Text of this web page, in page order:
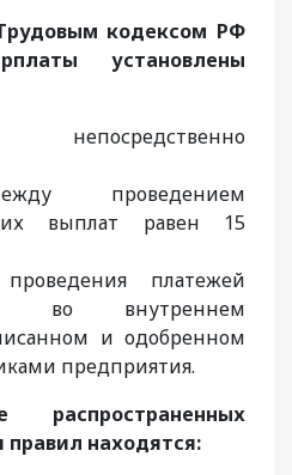
кодексом РФ
установлены
непосредственно
проведением
выплат равен 15
платежей
во внутреннем
и одобренном
предприятия.
распространенных
находятся: